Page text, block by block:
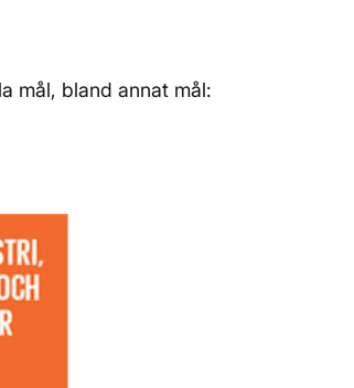
mål, bland annat mål: